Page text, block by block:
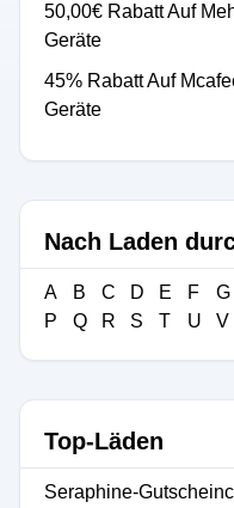
50,00€ Rabatt Auf
Geräte
45% Rabatt Auf
Geräte
Nach Laden
A B C D E F G
P
Q R S T U V
Top-Läden
Seraphine-